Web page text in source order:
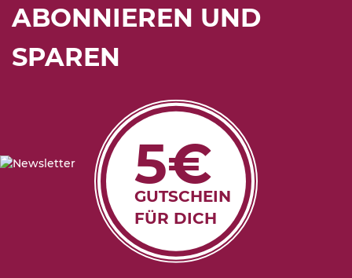
ABONNIEREN UND
SPAREN
5€
GUTSCHEIN
FÜR DICH